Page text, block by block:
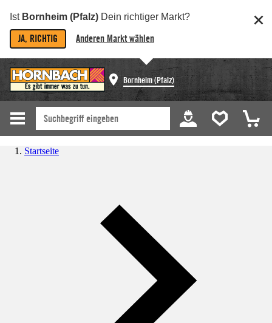
Ist Bornheim (Pfalz) Dein richtiger Markt?
JA, RICHTIG Anderen Markt wählen
Bornheim (Pfalz)
Startseite